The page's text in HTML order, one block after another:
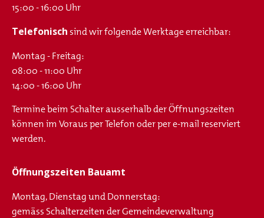
15:00 - 16:00 Uhr
Telefonischsind wir folgende Werktage erreichbar:
Montag - Freitag:
08:00 - 11:00 Uhr
14:00 - 16:00 Uhr
Termine beim Schalter ausserhalb der Öffnungszeiten
können im Voraus per Telefon oder per e-mail reserviert
werden.
Öffnungszeiten Bauamt
Montag, Dienstag und Donnerstag:
gemäss Schalterzeiten der Gemeindeverwaltung